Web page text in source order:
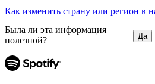
Как изменить страну или регион в
Была ли эта информация
полезной?
Да